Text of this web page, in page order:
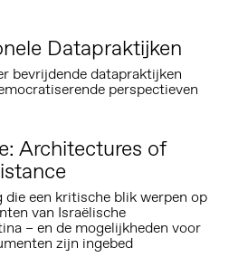
Datapraktijken
bevrijdende datapraktijken
perspectieven
Architectures of
die een kritische blik werpen op
van Israëlische
– en de mogelijkheden voor
zijn ingebed